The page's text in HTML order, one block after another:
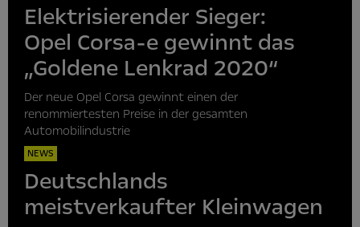
Elektrisierender Sieger:
Opel Corsa-e gewinnt das
„Goldene Lenkrad 2020“
Der neue Opel Corsa gewinnt einen der
renommiertesten Preise in der gesamten
Automobilindustrie
NEWS
Deutschlands
meistverkaufter Kleinwagen